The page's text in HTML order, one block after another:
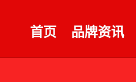
首页 品牌资讯